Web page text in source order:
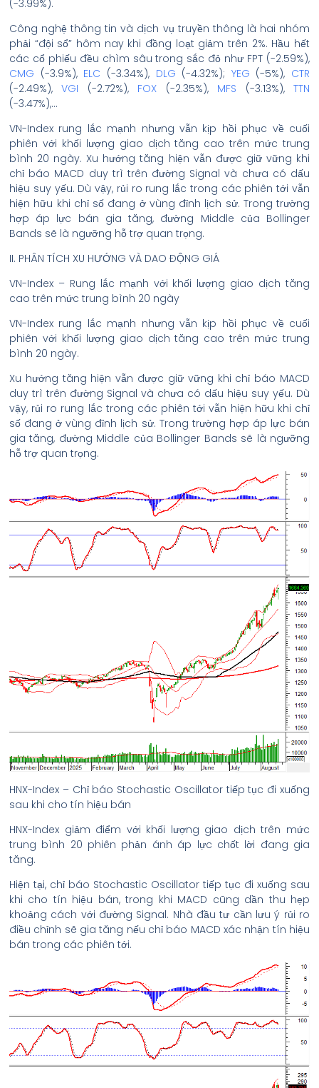
(-3.99%).
Công nghệ thông tin và dịch vụ truyền thông là hai nhóm
phải “đội sổ” hôm nay khi đồng loạt giảm trên 2%. Hầu hết
các cổ phiếu đều chìm sâu trong sắc đỏ như FPT (-2.59%),
CMG (-3.9%), ELC (-3.34%), DLG (-4.32%); YEG (-5%), CTR
(-2.49%),VGI (-2.72%), FOX (-2.35%), MFS (-3.13%),TTN
(-3.47%),…
VN-Index rung lắc mạnh nhưng vẫn kịp hồi phục về cuối
phiên với khối lượng giao dịch tăng cao trên mức trung
bình 20 ngày. Xu hướng tăng hiện vẫn được giữ vững khi
chỉ báo MACD duy trì trên đường Signal và chưa có dấu
hiệu suy yếu. Dù vậy, rủi ro rung lắc trong các phiên tới vẫn
hiện hữu khi chỉ số đang ở vùng đỉnh lịch sử. Trong trường
hợp áp lực bán gia tăng, đường Middle của Bollinger
Bands sẽ là ngưỡng hỗ trợ quan trọng.
II. PHÂN TÍCH XU HƯỚNG VÀ DAO ĐỘNG GIÁ
VN-Index – Rung lắc mạnh với khối lượng giao dịch tăng
cao trên mức trung bình 20 ngày
VN-Index rung lắc mạnh nhưng vẫn kịp hồi phục về cuối
phiên với khối lượng giao dịch tăng cao trên mức trung
bình 20 ngày.
Xu hướng tăng hiện vẫn được giữ vững khi chỉ báo MACD
duy trì trên đường Signal và chưa có dấu hiệu suy yếu. Dù
vậy, rủi ro rung lắc trong các phiên tới vẫn hiện hữu khi chỉ
số đang ở vùng đỉnh lịch sử. Trong trường hợp áp lực bán
gia tăng, đường Middle của Bollinger Bands sẽ là ngưỡng
hỗ trợ quan trọng.
HNX-Index – Chỉ báo Stochastic Oscillator tiếp tục đi xuống
sau khi cho tín hiệu bán
HNX-Index giảm điểm với khối lượng giao dịch trên mức
trung bình 20 phiên phản ánh áp lực chốt lời đang gia
tăng.
Hiện tại, chỉ báo Stochastic Oscillator tiếp tục đi xuống sau
khi cho tín hiệu bán, trong khi MACD cũng dần thu hẹp
khoảng cách với đường Signal. Nhà đầu tư cần lưu ý rủi ro
điều chỉnh sẽ gia tăng nếu chỉ báo MACD xác nhận tín hiệu
bán trong các phiên tới.